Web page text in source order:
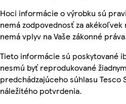
Hoci informácie o výrobku sú
nemá zodpovednosť za
nemá vplyv na Vaše zákonné
Tieto informácie sú poskytované
nesmú byť reprodukované
predchádzajúceho súhlasu Tesco
náležitého potvrdenia.